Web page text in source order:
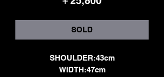
SOLD
SHOULDER:43cm
WIDTH:47cm